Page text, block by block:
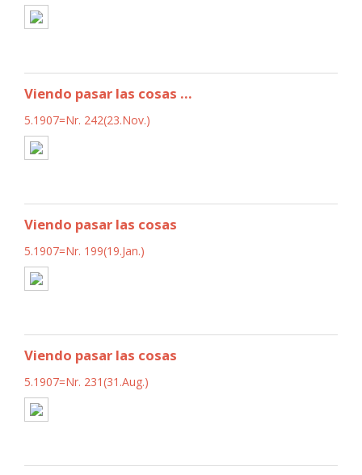
Viendo pasar las cosas ...
5.1907=Nr. 242(23.Nov.)
Viendo pasar las cosas
5.1907=Nr. 199(19.Jan.)
Viendo pasar las cosas
5.1907=Nr. 231(31.Aug.)